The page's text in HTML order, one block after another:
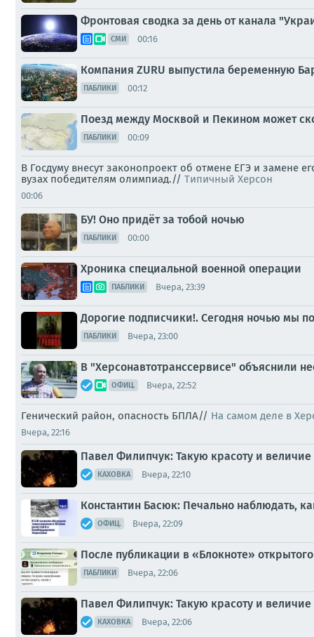
Фронтовая сводка за день от канала
СМИ 00:16
Компания ZURU выпустила беременную
ПАБЛИКИ 00:12
Поезд между Москвой и Пекином может
ПАБЛИКИ 00:09
В Госдуму внесут законопроект об отмене ЕГЭ и замене
вузах победителям олимпиад.// Типичный Херсон
00:06
БУ! Оно придёт за тобой ночью
ПАБЛИКИ 00:00
Хроника специальной военной операции
ПАБЛИКИ Вчера, 23:39
Дорогие подписчики!. Сегодня ночью мы
ПАБЛИКИ Вчера, 23:00
В "Херсонавтотранссервисе" объяснили
ОФИЦ. Вчера, 22:52
Генический район, опасность БПЛА// На самом деле в
Вчера, 22:16
Павел Филипчук: Такую красоту и величие
КАХОВКА Вчера, 22:10
Константин Басюк: Печально наблюдать,
ОФИЦ. Вчера, 22:09
После публикации в «Блокноте»
ПАБЛИКИ Вчера, 22:06
Павел Филипчук: Такую красоту и величие
КАХОВКА Вчера, 22:06